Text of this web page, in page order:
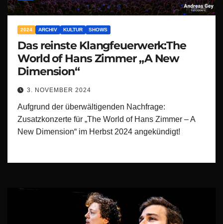
2024 ARCHIV KULTUR SHOWS
Das reinste Klangfeuerwerk:The
World of Hans Zimmer „A New
Dimension“
3. NOVEMBER 2024
Aufgrund der überwältigenden Nachfrage:
Zusatzkonzerte für „The World of Hans Zimmer – A
New Dimension“ im Herbst 2024 angekündigt!